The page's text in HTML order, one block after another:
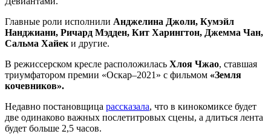
Главные роли исполнили Анджелина Джоли, Кумэйл
Нанджиани, Ричард Мэдден, Кит Харингтон, Джемма Чан,
Сальма Хайек и другие.
В режиссерском кресле расположилась Хлоя Чжао, ставшая
триумфатором премии «Оскар–2021» с фильмом «Земля
кочевников».
Недавно постановщица рассказала, что в кинокомиксе будет
две одинаково важных послетитровых сцены, а длиться лента
будет больше 2,5 часов.